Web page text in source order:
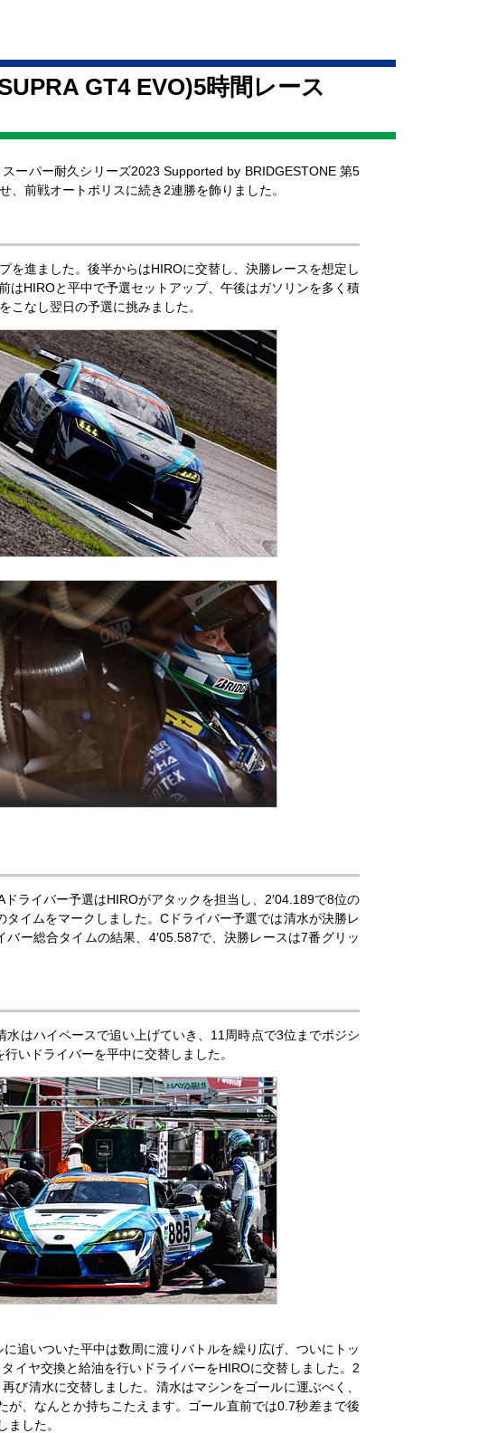
GT4 EVO)5時間レース
ーパー耐久シリーズ2023 Supported by BRIDGESTONE 第5
前戦オートポリスに続き2連勝を飾りました。
進ました。後半からはHIROに交替し、決勝レースを想定し
はHIROと平中で予選セットアップ、午後はガソリンを多く積
なし翌日の予選に挑みました。
ライバー予選はHIROがアタックを担当し、2′04.189で8位の
イムをマークしました。Cドライバー予選では清水が決勝レ
ー総合タイムの結果、4′05.587で、決勝レースは7番グリッ
はハイペースで追い上げていき、11周時点で3位までポジシ
いドライバーを平中に交替しました。
追いついた平中は数周に渡りバトルを繰り広げ、ついにトッ
イヤ交換と給油を行いドライバーをHIROに交替しました。2
び清水に交替しました。清水はマシンをゴールに運ぶべく、
、なんとか持ちこたえます。ゴール直前では0.7秒差まで後
した。